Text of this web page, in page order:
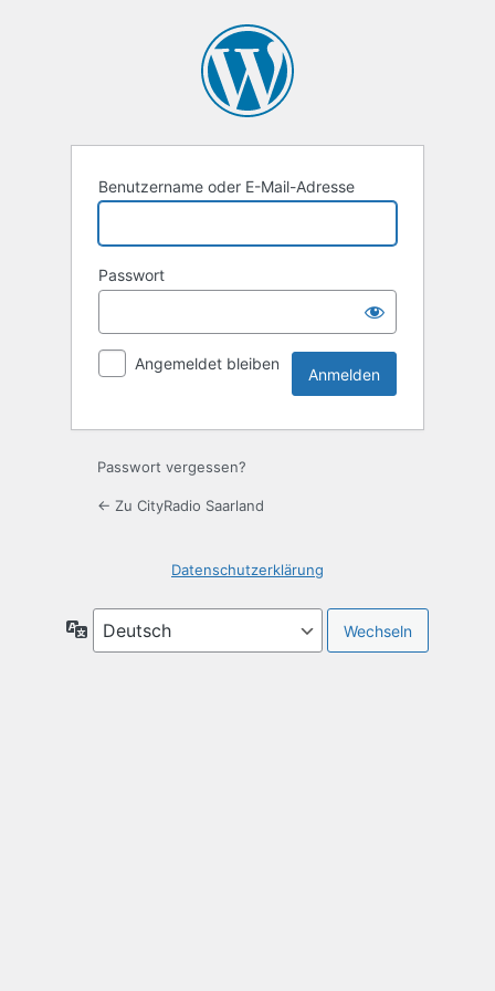
Benutzername oder E-Mail-Adresse
Passwort
Angemeldet bleiben
Passwort vergessen?
← Zu CityRadio Saarland
Datenschutzerklärung
Sprache